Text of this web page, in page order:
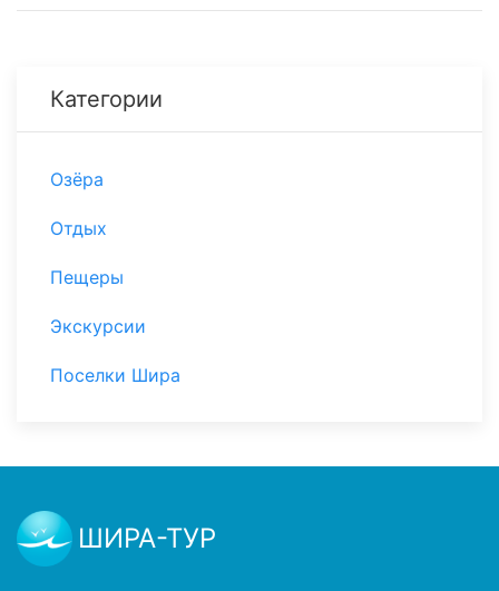
Категории
Озёра
Отдых
Пещеры
Экскурсии
Поселки Шира
ШИРА-ТУР